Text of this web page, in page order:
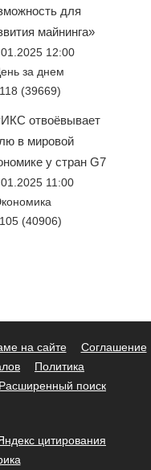
для
майнинга»
12:00
за днем
(39669)
отвоёвывает
в мировой
у стран G7
11:00
(40906)
на сайте
Соглашение
Политика
Расширенный поиск